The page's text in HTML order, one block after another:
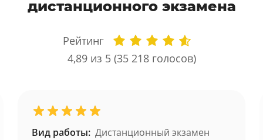
дистанционного экзамена
Рейтинг
4,89 из 5 (35 218голосов)
Вид работы: Дистанционный экзамен